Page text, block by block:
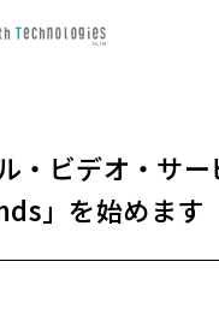
・ビデオ・サー
」を始めます